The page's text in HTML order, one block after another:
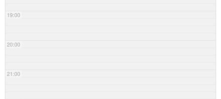
19:00
20:00
21:00